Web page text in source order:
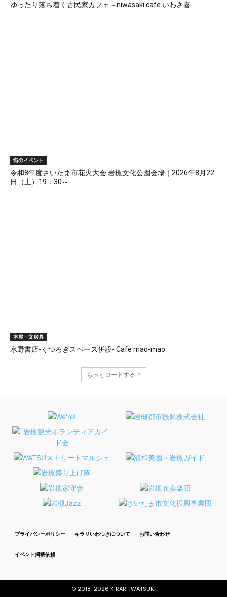
ゆったり落ち着く古民家カフェ～niwasaki cafe いわさ喜
街のイベント
令和8年度さいたま市花火大会 岩槻文化公園会場｜2026年8月22
日（土）19：30～
本屋・文房具
水野書店-くつろぎスペース併設- Cafe mao-mao
もっとロードする
プライバシーポリシー キラリいわつきについて お問い合わせ
イベント掲載依頼
© 2018-2026 KIRARI IWATSUKI